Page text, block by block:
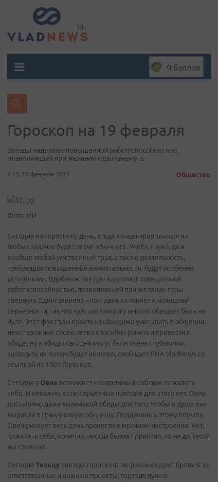
0 баллов
Гороскоп на 19 февраля
Звезды наделяют повышенной работоспособностью,
позволяющей при желании горы свернуть
7:23, 19 февраля 2025 Общество
Фото: ИИ
Сегодня по гороскопу день, когда концентрироваться на
любых задачах будет легче обычного. Учеба, наука, да и
вообще любой умственный труд, а также деятельность,
требующая повышенной внимательности, будут особенно
успешными. Вдобавок звезды наделяют повышенной
работоспособностью, позволяющей при желании горы
свернуть. Единственное «но»: день склоняет к излишней
серьезности, так что чувство юмора у многих обещает быть на
нуле. Этот факт вам просто необходимо учитывать в общении:
неосторожное слово легко способно ранить и привести к
обиде, ну а обиды сегодня могут быть очень глубокими,
загладить их потом будет нелегко, сообщает РИА VladNews со
ссылкой на 1001 Гороскоп.
Сегодня у Овна возникнет неодолимый соблазн пожалеть
себя. И неважно, если серьезных поводов для этого нет. Овну
достаточно даже маленькой обиды для того, чтобы в душе она
выросла в грандиозную обидищу. Поддавшись этому порыву,
Овен рискует весь день провести в мрачном настроении. Нет,
пожалеть себя, конечно, иногда бывает приятно, но не до такой
же степени!
Сегодня Тельцу звезды гороскопа не рекомендуют браться за
ответственные и важные проекты, гораздо лучше